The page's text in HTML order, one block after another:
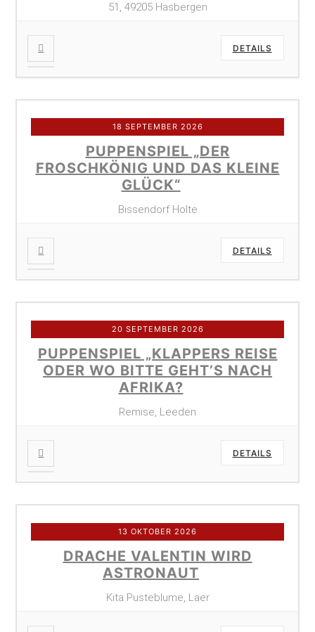
51, 49205 Hasbergen
DETAILS
18 SEPTEMBER 2026
PUPPENSPIEL „DER
FROSCHKÖNIG UND DAS KLEINE
GLÜCK“
Bissendorf Holte
DETAILS
20 SEPTEMBER 2026
PUPPENSPIEL „KLAPPERS REISE
ODER WO BITTE GEHT’S NACH
AFRIKA?
Remise, Leeden
DETAILS
13 OKTOBER 2026
DRACHE VALENTIN WIRD
ASTRONAUT
Kita Pusteblume, Laer